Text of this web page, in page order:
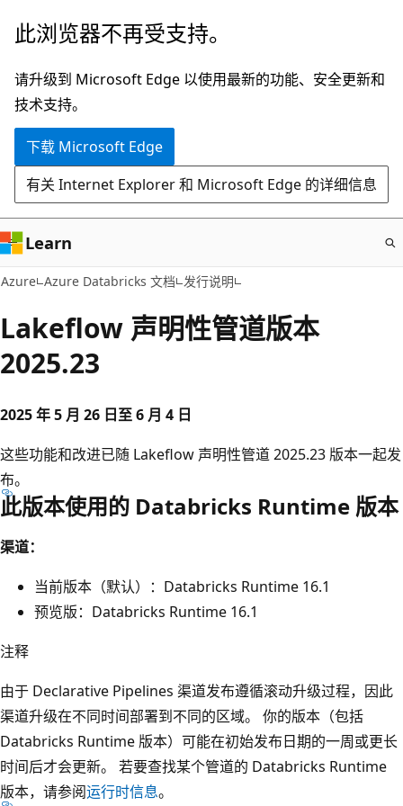
跳
主
要
内
此浏览器不再受支持。
请升级到 Microsoft Edge 以使用最新的功能、安全更新和
技术支持。
下载 Microsoft Edge
有关 Internet Explorer 和 Microsoft Edge 的详细信息
Learn
Azure Azure Databricks 文档 发行说明
Lakeflow 声明性管道版本
2025.23
2025 年 5 月 26 日至 6 月 4 日
这些功能和改进已随 Lakeflow 声明性管道 2025.23 版本一起发
布。
此版本使用的 Databricks Runtime 版本
渠道：
当前版本（默认）：Databricks Runtime 16.1
预览版：Databricks Runtime 16.1
注释
由于 Declarative Pipelines 渠道发布遵循滚动升级过程，因此
渠道升级在不同时间部署到不同的区域。 你的版本（包括
Databricks Runtime 版本）可能在初始发布日期的一周或更长
时间后才会更新。 若要查找某个管道的 Databricks Runtime
版本，请参阅运行时信息。